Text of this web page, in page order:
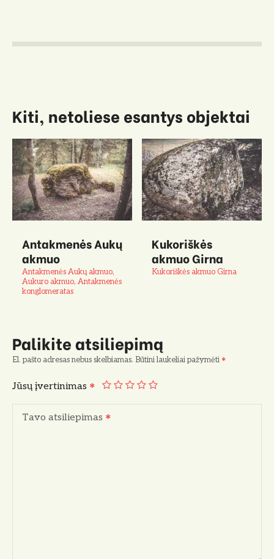
Kiti, netoliese esantys objektai
Antakmenės Aukų
akmuo
Antakmenės Aukų akmuo,
Aukuro akmuo, Antakmenės
konglomeratas
Kukoriškės
akmuo Girna
Kukoriškės akmuo Girna
Palikite atsiliepimą
El. pašto adresas nebus skelbiamas. Būtini laukeliai pažymėti
Jūsų įvertinimas
Tavo atsiliepimas